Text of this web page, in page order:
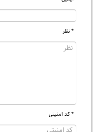
* نظر
* کد امنیتی